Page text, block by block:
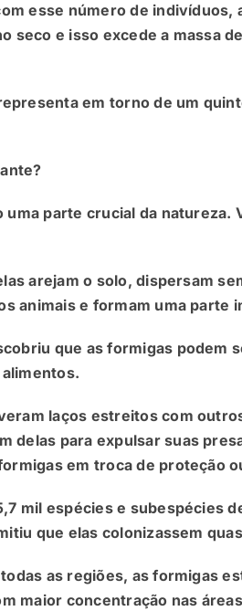
esse número de
seco e isso excede a massa
em torno de um
uma parte crucial da
arejam o solo, dispersam
animais e formam uma parte
que as formigas podem
laços estreitos com
delas para expulsar suas
em troca de proteção
mil espécies e subespécies
que elas colonizassem
as regiões, as formigas
maior concentração nas